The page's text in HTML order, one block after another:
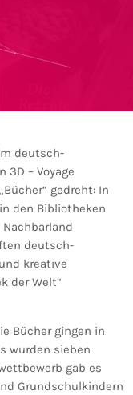
deutsch-
3D – Voyage
gedreht: In
den Bibliotheken
deutsch-
kreative
der Welt“
Bücher gingen in
wurden sieben
gab es
Grundschulkindern